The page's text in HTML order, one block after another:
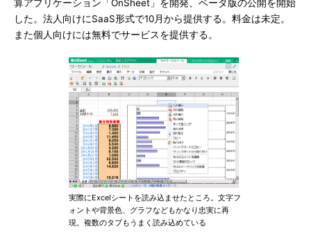
算アプリケーション「OnSheet」を開発、ベータ版の公開を開始
した。法人向けにSaaS形式で10月から提供する。料金は未定。
また個人向けには無料でサービスを提供する。
実際にExcelシートを読み込ませたところ。文字フ
ォントや背景色、グラフなどもかなり忠実に再
現。複数のタブもうまく読み込めている